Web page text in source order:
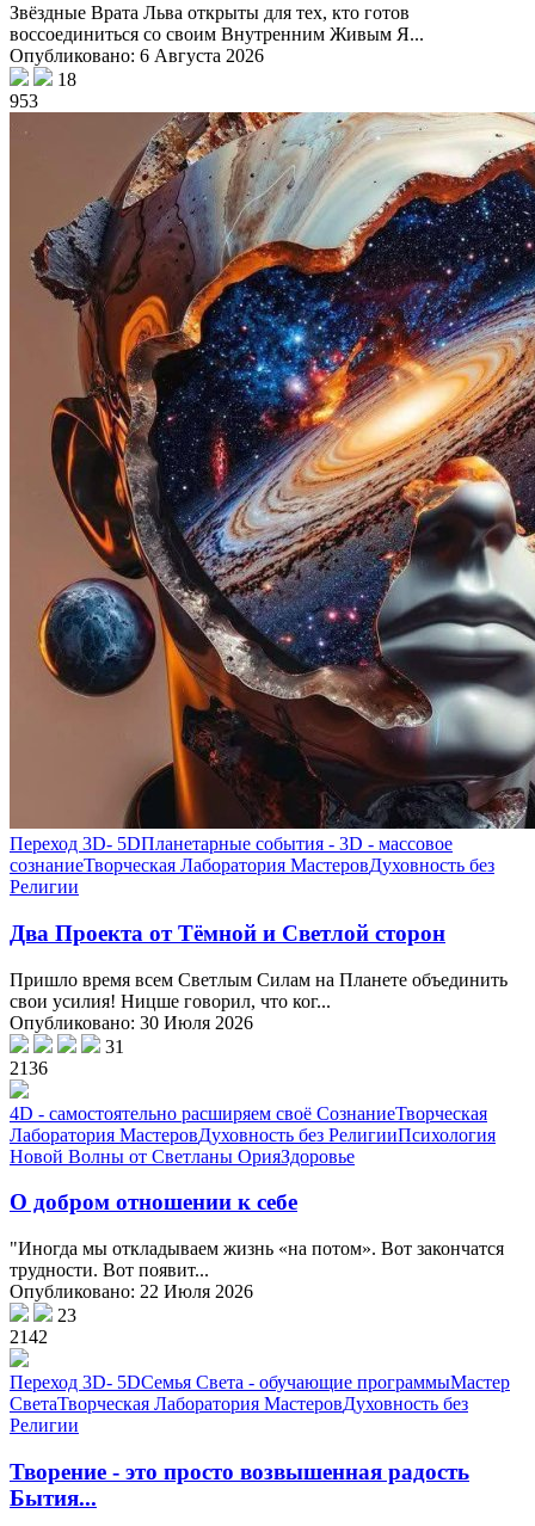
Звёздные Врата Льва открыты для тех, кто готов
воссоединиться со своим Внутренним Живым Я...
Опубликовано: 6 Августа 2026
18
953
Переход 3D- 5DПланетарные события - 3D - массовое
сознаниеТворческая Лаборатория МастеровДуховность без
Религии
Два Проекта от Тёмной и Светлой сторон
Пришло время всем Светлым Силам на Планете объединить
свои усилия! Ницше говорил, что ког...
Опубликовано: 30 Июля 2026
31
2136
4D - самостоятельно расширяем своё СознаниеТворческая
Лаборатория МастеровДуховность без РелигииПсихология
Новой Волны от Светланы ОрияЗдоровье
О добром отношении к себе
"Иногда мы откладываем жизнь «на потом». Вот закончатся
трудности. Вот появит...
Опубликовано: 22 Июля 2026
23
2142
Переход 3D- 5DСемья Света - обучающие программыМастер
СветаТворческая Лаборатория МастеровДуховность без
Религии
Творение - это просто возвышенная радость
Бытия...